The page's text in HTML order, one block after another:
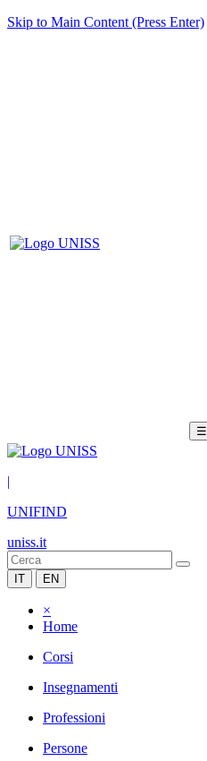
Skip to Main Content (Press Enter)
☰
|
UNIFIND
uniss.it
IT EN
×
Home
Corsi
Insegnamenti
Professioni
Persone